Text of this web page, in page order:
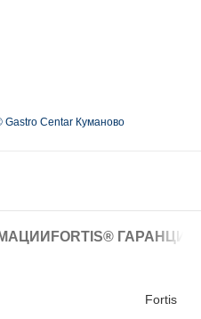
Gastro Centar Куманово
FORTIS®
Fortis